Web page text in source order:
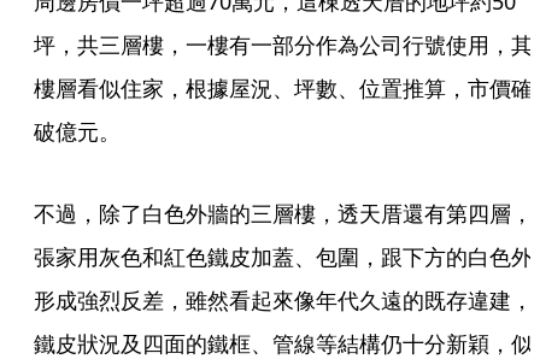
坪，共三層樓，一樓有一部分作為公司行號使用，其
樓層看似住家，根據屋況、坪數、位置推算，市價確
破億元。
不過，除了白色外牆的三層樓，透天厝還有第四層，
張家用灰色和紅色鐵皮加蓋、包圍，跟下方的白色外
形成強烈反差，雖然看起來像年代久遠的既存違建，
鐵皮狀況及四面的鐵框、管線等結構仍十分新穎，似